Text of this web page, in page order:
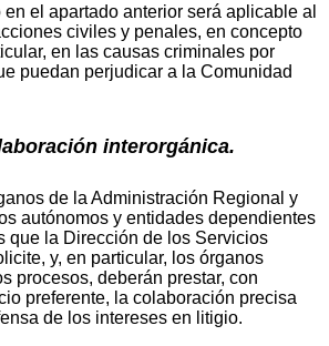
el apartado anterior será aplicable al
civiles y penales, en concepto
en las causas criminales por
puedan perjudicar a la Comunidad
interorgánica.
de la Administración Regional y
autónomos y entidades dependientes
que la Dirección de los Servicios
y, en particular, los órganos
procesos, deberán prestar, con
preferente, la colaboración precisa
de los intereses en litigio.